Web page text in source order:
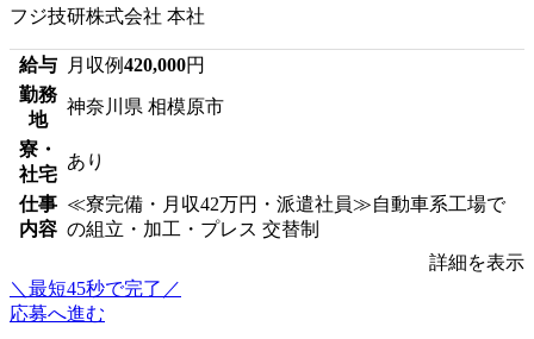
フジ技研株式会社 本社
給与 月収例420,000円
勤務
地
神奈川県 相模原市
寮・
社宅
あり
仕事
内容
≪寮完備・月収42万円・派遣社員≫自動車系工場で
の組立・加工・プレス 交替制
詳細を表示
＼最短45秒で完了／
応募へ進む